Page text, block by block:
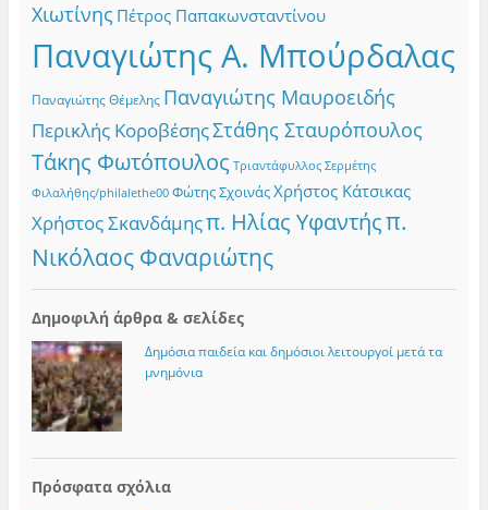
Χιωτίνης Πέτρος Παπακωνσταντίνου
Παναγιώτης Α. Μπούρδαλας
Παναγιώτης Θέμελης Παναγιώτης Μαυροειδής
Περικλής ΚοροβέσηςΣτάθης Σταυρόπουλος
Τάκης Φωτόπουλος Τριαντάφυλλος Σερμέτης
Φιλαλήθης/philalethe00 Φώτης ΣχοινάςΧρήστος Κάτσικας
Χρήστος Σκανδάμηςπ. Ηλίας Υφαντήςπ.
Νικόλαος Φαναριώτης
Δημοφιλή άρθρα & σελίδες
Δημόσια παιδεία και δημόσιοι λειτουργοί μετά τα
μνημόνια
Πρόσφατα σχόλια